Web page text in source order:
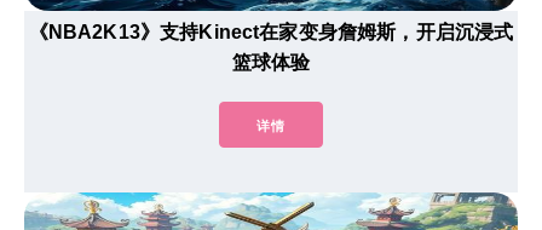
《NBA2K13》支持Kinect在家变身詹姆斯，开启沉浸式
篮球体验
详情